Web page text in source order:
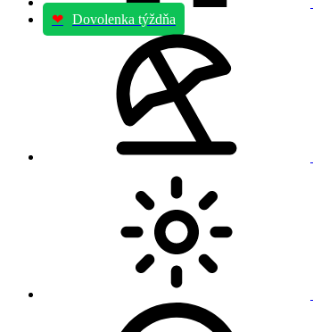
❤ Dovolenka týždňa